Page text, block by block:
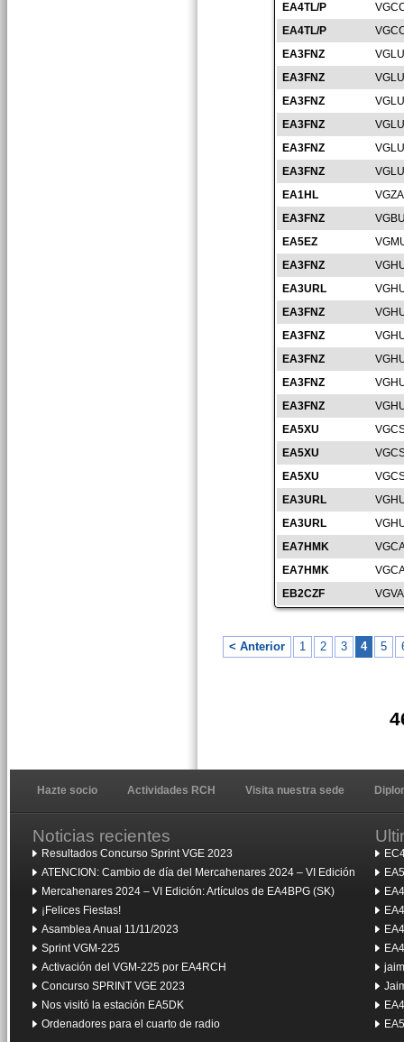
EA4TL/P
EA4TL/P
EA3FNZ
EA3FNZ
EA3FNZ
EA3FNZ
EA3FNZ
EA3FNZ
EA1HL
EA3FNZ
EA5EZ
EA3FNZ
EA3URL
EA3FNZ
EA3FNZ
EA3FNZ
EA3FNZ
EA3FNZ
EA5XU
EA5XU
EA5XU
EA3URL
EA3URL
EA7HMK
EA7HMK
EB2CZF
< Anterior 1 2 3 4 5
Hazte socio Actividades RCH Visita nuestra sede
Noticias recientes
Resultados Concurso Sprint VGE 2023
ATENCION: Cambio de día del Mercahenares 2024 – VI Edición
Mercahenares 2024 – VI Edición: Artículos de EA4BPG (SK)
¡Felices Fiestas!
Asamblea Anual 11/11/2023
Sprint VGM-225
Activación del VGM-225 por EA4RCH
Concurso SPRINT VGE 2023
Nos visitó la estación EA5DK
Ordenadores para el cuarto de radio